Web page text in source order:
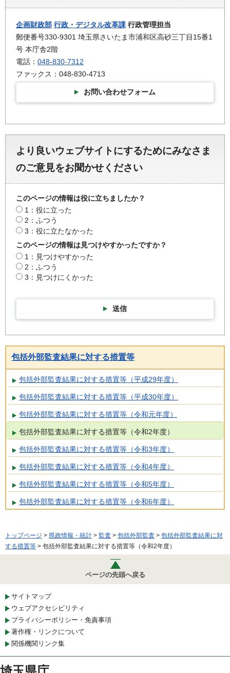
企画財政部 行政・デジタル改革課 行政管理担当
郵便番号330-9301 埼玉県さいたま市浦和区高砂三丁目15番1
号 本庁舎2階
電話： 048-830-7312
ファックス：048-830-4713
お問い合わせフォーム
より良いウェブサイトにするためにみなさま
のご意見をお聞かせください
このページの情報は役に立ちましたか？
1：役に立った
2：ふつう
3：役に立たなかった
このページの情報は見つけやすかったですか？
1：見つけやすかった
2：ふつう
3：見つけにくかった
送信
包括外部監査結果に対する措置等
包括外部監査結果に対する措置等（平成29年度）
包括外部監査結果に対する措置等（平成30年度）
包括外部監査結果に対する措置等（令和元年度）
包括外部監査結果に対する措置等（令和2年度）
包括外部監査結果に対する措置等（令和3年度）
包括外部監査結果に対する措置等（令和4年度）
包括外部監査結果に対する措置等（令和5年度）
包括外部監査結果に対する措置等（令和6年度）
トップページ > 県政情報・統計 > 監査 > 包括外部監査 > 包括外部監査結果に対
する措置等 > 包括外部監査結果に対する措置等（令和2年度）
ページの先頭へ戻る
サイトマップ
ウェブアクセシビリティ
プライバシーポリシー・免責事項
著作権・リンクについて
関係機関リンク集